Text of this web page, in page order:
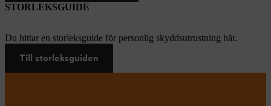
STORLEKSGUIDE
Du hittar en storleksguide för personlig skyddsutrustning här.
Till storleksguiden